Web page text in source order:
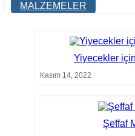
MALZEMELER
Yiyecekler için
Kasım 14, 2022
Şeffaf